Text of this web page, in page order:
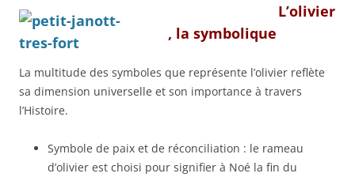
L’olivier
, la symbolique
La multitude des symboles que représente l’olivier reflète
sa dimension universelle et son importance à travers
l’Histoire.
Symbole de paix et de réconciliation : le rameau
d’olivier est choisi pour signifier à Noé la fin du